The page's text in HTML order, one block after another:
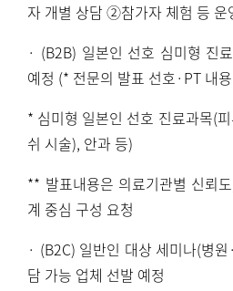
자 개별 상담 ②참가자 체험 등 운
· (B2B) 일본인 선호 심미형 진
예정 (* 전문의 발표 선호·PT 내
* 심미형 일본인 선호 진료과목(
쉬 시술), 안과 등)
** 발표내용은 의료기관별 신뢰도
계 중심 구성 요청
· (B2C) 일반인 대상 세미나(병원 ·
담 가능 업체 선발 예정